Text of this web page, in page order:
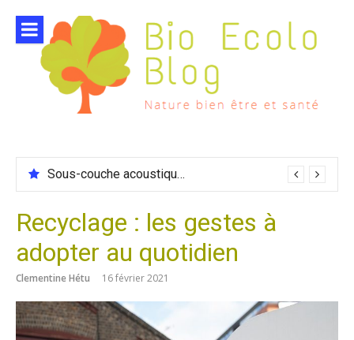
contenu
Sous-couche acoustique compatible chauffage sol
Recyclage : les gestes à
adopter au quotidien
Clementine Hétu 16 février 2021